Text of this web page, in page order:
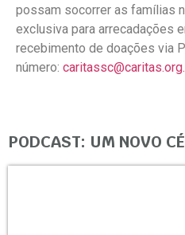
possam socorrer as famílias
exclusiva para arrecadações
recebimento de doações via
número:
PODCAST: UM NOVO